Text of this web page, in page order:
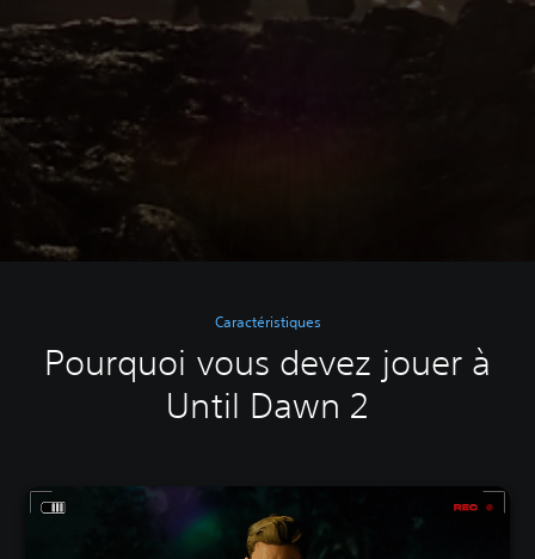
Caractéristiques
Pourquoi vous devez jouer à
Until Dawn 2